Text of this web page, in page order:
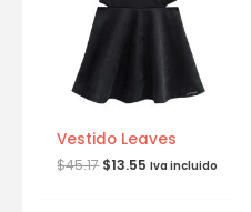
Vestido Leaves
$45.17 $13.55 Iva incluido